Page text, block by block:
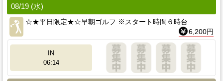
08/19 (水)
☆★平日限定★☆早朝ゴルフ ※スタート時間６時台
6,200円
IN
06:14